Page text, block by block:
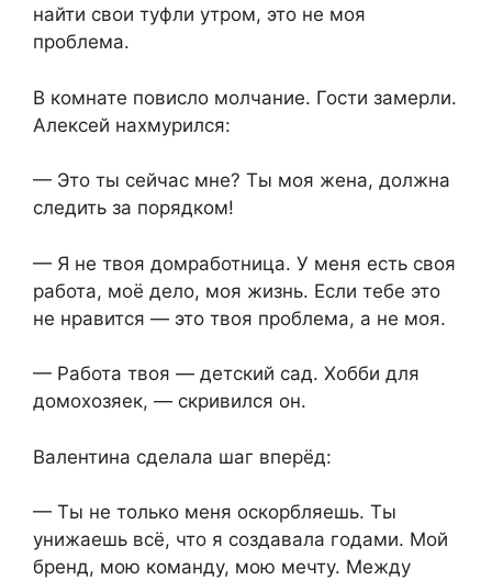
найти свои туфли утром, это не моя
проблема.
В комнате повисло молчание. Гости замерли.
Алексей нахмурился:
— Это ты сейчас мне? Ты моя жена, должна
следить за порядком!
— Я не твоя домработница. У меня есть своя
работа, моё дело, моя жизнь. Если тебе это
не нравится — это твоя проблема, а не моя.
— Работа твоя — детский сад. Хобби для
домохозяек, — скривился он.
Валентина сделала шаг вперёд:
— Ты не только меня оскорбляешь. Ты
унижаешь всё, что я создавала годами. Мой
бренд, мою команду, мою мечту. Между